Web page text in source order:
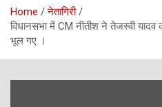
Home
नेतागिरी
विधानसभा में CM नीतीश ने तेजस्वी
भूल गए ।